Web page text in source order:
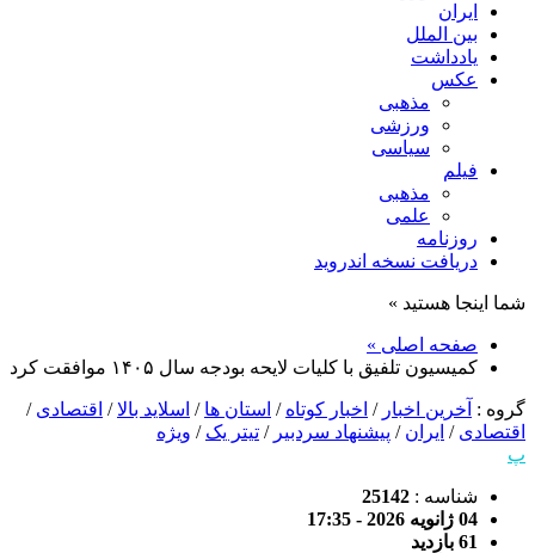
ایران
بین الملل
یادداشت
عکس
مذهبی
ورزشی
سیاسی
فیلم
مذهبی
علمی
روزنامه
دریافت نسخه اندروید
شما اینجا هستید »
صفحه اصلی »
کمیسیون تلفیق با کلیات لایحه بودجه سال ۱۴۰۵ موافقت کرد
گروه : آخرین اخبار / اخبار کوتاه / استان ها / اسلاید بالا/ اقتصادی /
اقتصادی / ایران / پیشنهاد سردبیر / تیتر یک / ویژه
پ
شناسه : 25142
04 ژانویه 2026 - 17:35
61 بازدید